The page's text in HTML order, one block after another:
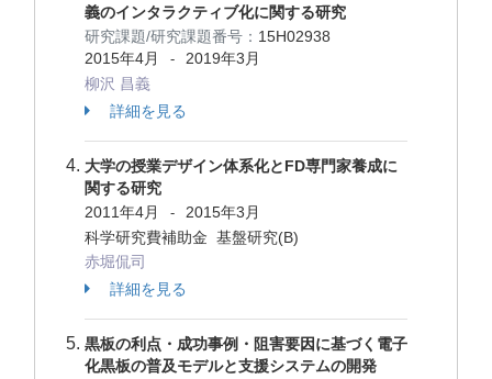
義のインタラクティブ化に関する研究
研究課題/研究課題番号： 15H02938
2015年4月
-
2019年3月
柳沢 昌義
詳細を見る
大学の授業デザイン体系化とFD専門家養成に
関する研究
2011年4月
-
2015年3月
科学研究費補助金 基盤研究(B)
赤堀侃司
詳細を見る
黒板の利点・成功事例・阻害要因に基づく電子
化黒板の普及モデルと支援システムの開発